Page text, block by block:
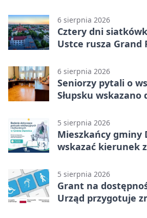
6 sierpnia 2026
Cztery dni
Ustce rusza Grand
6 sierpnia 2026
Seniorzy pytali o
Słupsku wskazano
5 sierpnia 2026
Mieszkańcy gminy
wskazać kierunek
5 sierpnia 2026
Grant na
Urząd przygotuje